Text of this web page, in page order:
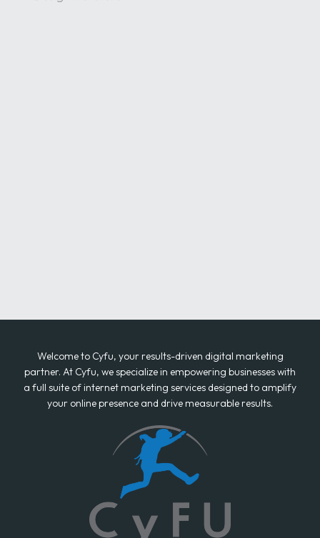
Welcome to Cyfu, your results-driven digital marketing
partner. At Cyfu, we specialize in empowering businesses with
a full suite of internet marketing services designed to amplify
your online presence and drive measurable results.